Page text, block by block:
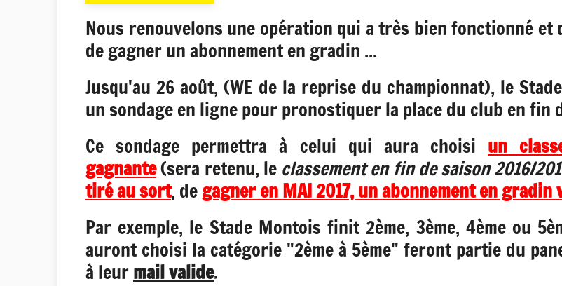
Nous renouvelons une opération qui a très bien fonctionné
de gagner un abonnement en gradin ...
Jusqu'au 26 août, (WE de la reprise du championnat), le
un sondage en ligne pour pronostiquer la place du club en fin
Ce sondage permettra à celui qui aura choisi un
gagnante(sera retenu, le classement en fin de saison 2016/
tiré au sort, degagner en MAI 2017, un abonnement en gradin
Par exemple, le Stade Montois finit 2ème, 3ème, 4ème ou
auront choisi la catégorie "2ème à 5ème" feront partie du
à leurmail valide.